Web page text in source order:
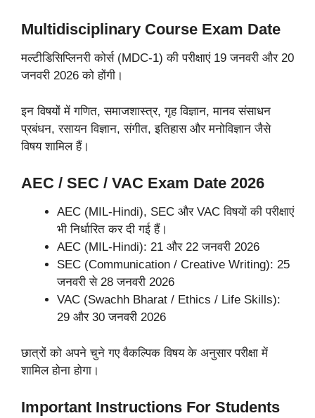
Multidisciplinary Course Exam Date
मल्टीडिसिप्लिनरी कोर्स (MDC-1) की परीक्षाएं 19 जनवरी और 20
जनवरी 2026 को होंगी।
इन विषयों में गणित, समाजशास्त्र, गृह विज्ञान, मानव संसाधन
प्रबंधन, रसायन विज्ञान, संगीत, इतिहास और मनोविज्ञान जैसे
विषय शामिल हैं।
AEC / SEC / VAC Exam Date 2026
AEC (MIL-Hindi), SEC और VAC विषयों की परीक्षाएं
भी निर्धारित कर दी गई हैं।
AEC (MIL-Hindi): 21 और 22 जनवरी 2026
SEC (Communication / Creative Writing): 25
जनवरी से 28 जनवरी 2026
VAC (Swachh Bharat / Ethics / Life Skills):
29 और 30 जनवरी 2026
छात्रों को अपने चुने गए वैकल्पिक विषय के अनुसार परीक्षा में
शामिल होना होगा।
Important Instructions For Students